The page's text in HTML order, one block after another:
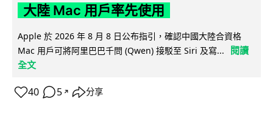
大陸 Mac 用戶率先使用
Apple 於 2026 年 8 月 8 日公布指引，確認中國大陸合資格
Mac 用戶可將阿里巴巴千問 (Qwen) 接駁至 Siri 及寫...
閱讀
全文
40 5 ↗ 分享